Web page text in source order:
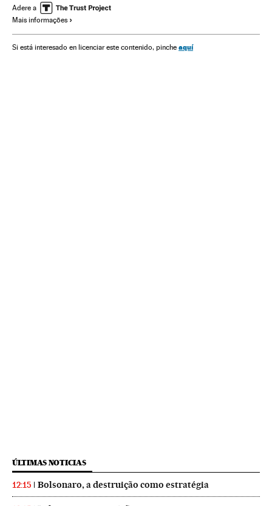
Coronavirus Covid-19 Pandemia
Adere a
Mais informações
Si está interesado en licenciar este contenido, pinche aquí
ÚLTIMAS NOTICIAS
12:15 Bolsonaro, a destruição como estratégia